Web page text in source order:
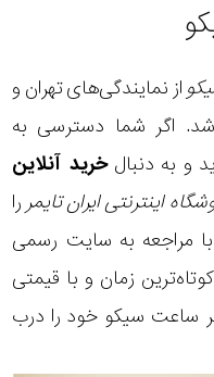
از نمایندگی‌های تهران و
اگر شما دسترسی به
و به دنبالخرید آنلاین
اینترنتیایران تایمر را
مراجعه به سایت رسمی
زمان و با قیمتی
ساعت سیکو خود را درب